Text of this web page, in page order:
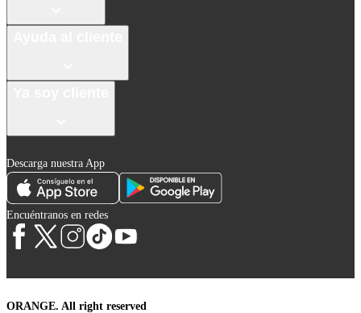
Descarga nuestra App
Encuéntranos en redes
ORANGE. All right reserved